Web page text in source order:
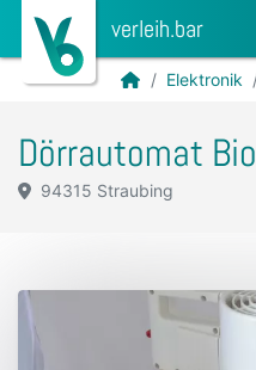
verleih.bar
Elektronik
Dörrautomat Bio
94315 Straubing